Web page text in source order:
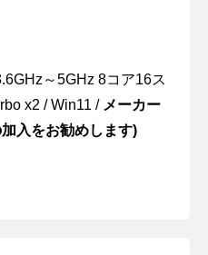
～5GHz 8コア16ス
x2 / Win11 / メーカー
入をお勧めします)